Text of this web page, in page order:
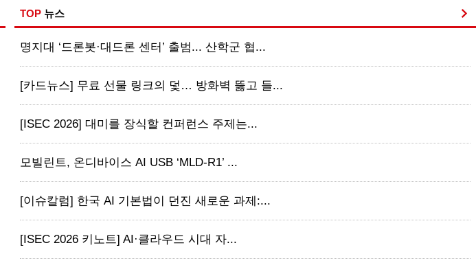
TOP 뉴스
명지대 ‘드론봇·대드론 센터’ 출범... 산학군 협...
[카드뉴스] 무료 선물 링크의 덫… 방화벽 뚫고 들...
[ISEC 2026] 대미를 장식할 컨퍼런스 주제는...
모빌린트, 온디바이스 AI USB ‘MLD-R1’ ...
[이슈칼럼] 한국 AI 기본법이 던진 새로운 과제:...
[ISEC 2026 키노트] AI·클라우드 시대 자...